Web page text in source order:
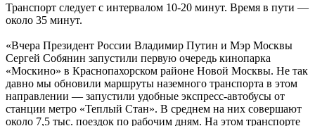
Транспорт следует с интервалом 10-20 минут. Время в пути —
около 35 минут.
«Вчера Президент России Владимир Путин и Мэр Москвы
Сергей Собянин запустили первую очередь кинопарка
«Москино» в Краснопахорском районе Новой Москвы. Не так
давно мы обновили маршруты наземного транспорта в этом
направлении — запустили удобные экспресс-автобусы от
станции метро «Теплый Стан». В среднем на них совершают
около 7,5 тыс. поездок по рабочим дням. На этом транспорте